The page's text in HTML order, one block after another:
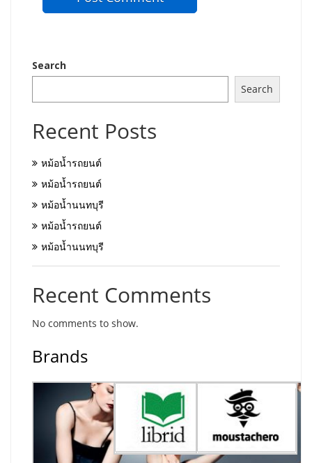
Search
Search
Recent Posts
หม้อน้ำรถยนต์
หม้อน้ำรถยนต์
หม้อน้ำนนทบุรี
หม้อน้ำรถยนต์
หม้อน้ำนนทบุรี
Recent Comments
No comments to show.
Brands